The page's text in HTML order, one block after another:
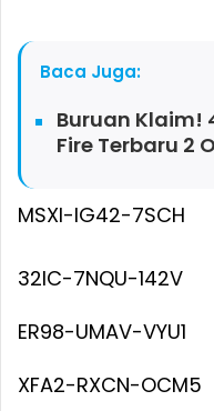
Baca Juga:
Buruan Klaim!
Fire Terbaru 2
MSXI-IG42-7SCH
32IC-7NQU-142V
ER98-UMAV-VYU1
XFA2-RXCN-OCM5